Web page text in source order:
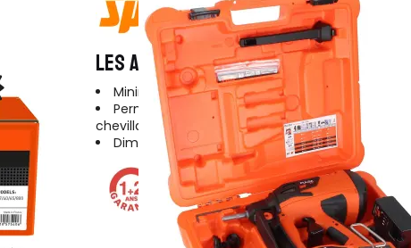
Produits
page F-158
LES AVANTAGES DU PRODUIT
Minimise les déchets
Permet de travailler jusqu'à 8 fois plus vite que le
chevillage traditionnel
Diminue la fatigue lors des travaux au plafond